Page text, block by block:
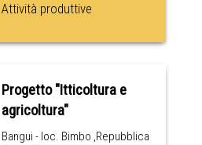
Attività produttive
Progetto "Itticoltura e
agricoltura"
Bangui - loc. Bimbo ,Repubblica